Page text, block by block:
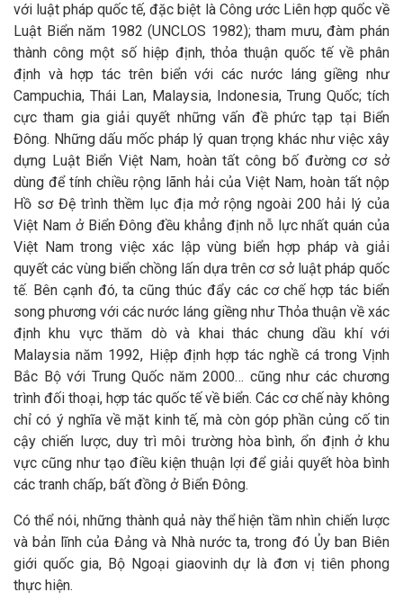
với luật pháp quốc tế, đặc biệt là Công ước Liên hợp quốc về
Luật Biển năm 1982 (UNCLOS 1982); tham mưu, đàm phán
thành công một số hiệp định, thỏa thuận quốc tế về phân
định và hợp tác trên biển với các nước láng giềng như
Campuchia, Thái Lan, Malaysia, Indonesia, Trung Quốc; tích
cực tham gia giải quyết những vấn đề phức tạp tại Biển
Đông. Những dấu mốc pháp lý quan trọng khác như việc xây
dựng Luật Biển Việt Nam, hoàn tất công bố đường cơ sở
dùng để tính chiều rộng lãnh hải của Việt Nam, hoàn tất nộp
Hồ sơ Đệ trình thềm lục địa mở rộng ngoài 200 hải lý của
Việt Nam ở Biển Đông đều khẳng định nỗ lực nhất quán của
Việt Nam trong việc xác lập vùng biển hợp pháp và giải
quyết các vùng biển chồng lấn dựa trên cơ sở luật pháp quốc
tế. Bên cạnh đó, ta cũng thúc đẩy các cơ chế hợp tác biển
song phương với các nước láng giềng như Thỏa thuận về xác
định khu vực thăm dò và khai thác chung dầu khí với
Malaysia năm 1992, Hiệp định hợp tác nghề cá trong Vịnh
Bắc Bộ với Trung Quốc năm 2000… cũng như các chương
trình đối thoại, hợp tác quốc tế về biển. Các cơ chế này không
chỉ có ý nghĩa về mặt kinh tế, mà còn góp phần củng cố tin
cậy chiến lược, duy trì môi trường hòa bình, ổn định ở khu
vực cũng như tạo điều kiện thuận lợi để giải quyết hòa bình
các tranh chấp, bất đồng ở Biển Đông.
Có thể nói, những thành quả này thể hiện tầm nhìn chiến lược
và bản lĩnh của Đảng và Nhà nước ta, trong đó Ủy ban Biên
giới quốc gia, Bộ Ngoại giaovinh dự là đơn vị tiên phong
thực hiện.